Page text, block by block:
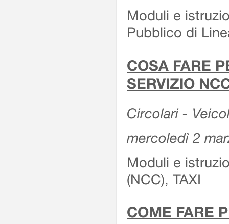
Moduli e
Pubblico di
COSA FARE
SERVIZIO
Circolari -
mercoledì 2
Moduli e
(NCC), TAXI
COME FARE